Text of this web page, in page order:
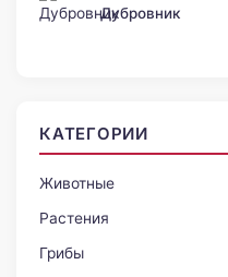
Дубровник
КАТЕГОРИИ
Животные
Растения
Грибы